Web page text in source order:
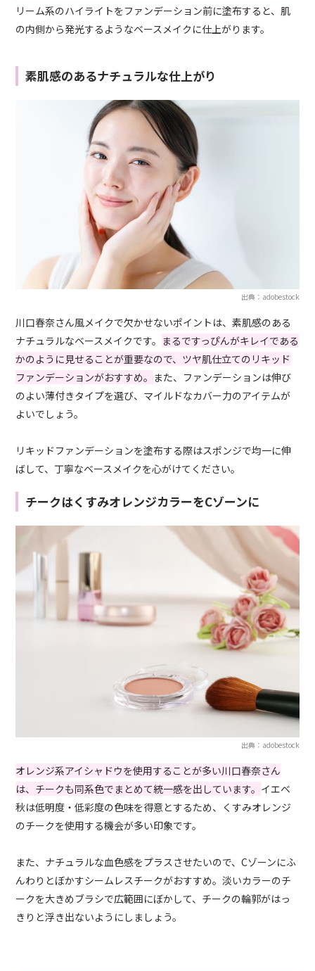
リーム系のハイライトをファンデーション前に塗布すると、肌
の内側から発光するようなベースメイクに仕上がります。
素肌感のあるナチュラルな仕上がり
出典：adobestock
川口春奈さん風メイクで欠かせないポイントは、素肌感のある
ナチュラルなベースメイクです。 まるですっぴんがキレイである
かのように見せることが重要なので、ツヤ肌仕立てのリキッド
ファンデーションがおすすめ。 また、ファンデーションは伸び
のよい薄付きタイプを選び、マイルドなカバー力のアイテムが
よいでしょう。
リキッドファンデーションを塗布する際はスポンジで均一に伸
ばして、丁寧なベースメイクを心がけてください。
チークはくすみオレンジカラーをCゾーンに
出典：adobestock
オレンジ系アイシャドウを使用することが多い川口春奈さん
は、チークも同系色でまとめて統一感を出しています。 イエベ
秋は低明度・低彩度の色味を得意とするため、くすみオレンジ
のチークを使用する機会が多い印象です。
また、ナチュラルな血色感をプラスさせたいので、Cゾーンにふ
んわりとぼかすシームレスチークがおすすめ。淡いカラーのチ
ークを大きめブラシで広範囲にぼかして、チークの輪郭がはっ
きりと浮き出ないようにしましょう。